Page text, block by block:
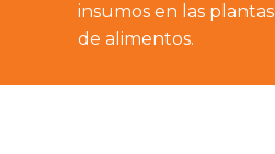
insumos en las plantas
de alimentos.